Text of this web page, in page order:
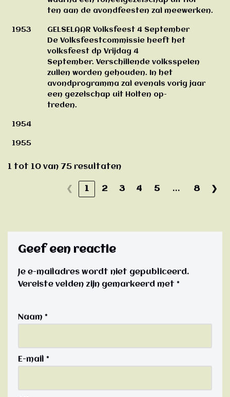
ten aan de avondfeesten zal meewerken.
1953
GELSELAAR Volksfeest 4 September
De Volksfeestcommissie heeft het
volksfeest dp Vrijdag 4
September. Verschillende volksspelen
zullen worden gehouden. In het
avondprogramma zal evenals vorig jaar
een gezelschap uit Holten op-
treden.
1954
1955
1 tot 10 van 75 resultaten
❮ 1 2 3 4 5 … 8 ❯
Geef een reactie
Je e-mailadres wordt niet gepubliceerd.
Vereiste velden zijn gemarkeerd met *
Naam *
E-mail *